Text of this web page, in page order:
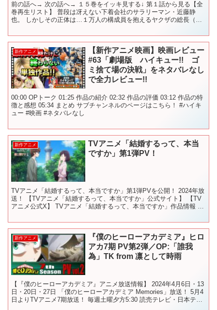
前の話へ→ 次の話へ→ １５巻をイッキ見する↓ 第１話から見る【全
巻再生リスト】 普段は冴えない下着会社のサラリーマン・近藤静
也。 しかしその正体は…１万人の構成員を抱えるヤクザの総長（ド
新作アニメ
【新作アニメ映画】映画レビュー
#63「劇場版 ハイキュー!! ゴ
ミ捨て場の決戦」をネタバレなし
で全力レビュー!!
00:00 OPトーク 01:25 作品の紹介 02:32 作品の評価 03:12 作品の特
徴と感想 05:34 まとめ サブチャンネルのページはこちら！ #ハイキ
ュー #映画 #ネタバレなし
新作アニメ
TVアニメ「結婚するって、本当
ですか」第1弾PV！
TVアニメ「結婚するって、本当ですか」第1弾PVを公開！ 2024年放
送！ 【TVアニメ「結婚するって、本当ですか」公式サイト】 【TV
アニメ公式X】 TVアニメ「結婚するって、本当ですか」作品情報 ■
新作アニメ
『僕のヒーローアカデミア』ヒロ
アカ7期 PV第2弾／OP:「誰我
為」TK from 凛として時雨
【『僕のヒーローアカデミア』アニメ放送情報】 2024年4月6日・13
日・20日・27日 「僕のヒーローアカデミア Memories」放送！ 5月4
日よりTVアニメ7期放送！ 毎週土曜夕方5:30 読売テレビ・日本テレ